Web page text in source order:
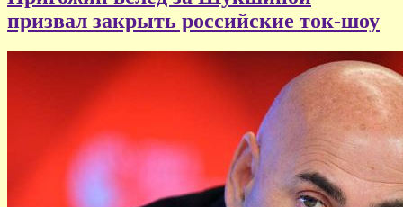
призвал закрыть российские ток-шоу